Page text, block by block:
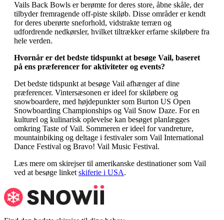
Vails Back Bowls er berømte for deres store, åbne skåle, der
tilbyder fremragende off-piste skiløb. Disse områder er kendt
for deres uberørte sneforhold, vidstrakte terræn og
udfordrende nedkørsler, hvilket tiltrækker erfarne skiløbere fra
hele verden.
Hvornår er det bedste tidspunkt at besøge Vail, baseret
på ens præferencer for aktiviteter og events?
Det bedste tidspunkt at besøge Vail afhænger af dine
præferencer. Vintersæsonen er ideel for skiløbere og
snowboardere, med højdepunkter som Burton US Open
Snowboarding Championships og Vail Snow Daze. For en
kulturel og kulinarisk oplevelse kan besøget planlægges
omkring Taste of Vail. Sommeren er ideel for vandreture,
mountainbiking og deltage i festivaler som Vail International
Dance Festival og Bravo! Vail Music Festival.
Læs mere om skirejser til amerikanske destinationer som Vail
ved at besøge linket skiferie i USA.